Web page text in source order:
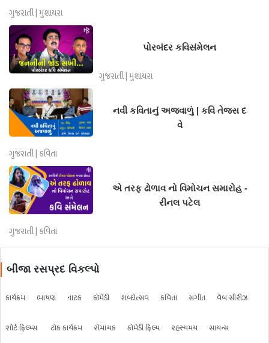
ગુજરાતી | મુશાયરા
પોરબંદર કવિસંમેલન
ગુજરાતી | મુશાયરા
નવી કવિતાનું અજવાળું | કવિ તેજસ દ
વે
ગુજરાતી | કવિતા
એ તરફ ઢોળાવ નો વિમોચન સમારોહ -
રીનલ પટેલ
ગુજરાતી | કવિતા
બીજા રસપ્રદ વિકલ્પો
કાર્યક્રમ ભાષણ નાટક કૉમેડી શબ્દોત્સવ કવિતા સંગીત વેબ સીરીઝ
શોર્ટ ફિલ્મ્સ ટોક કાર્યક્રમ રોમાંચક કોમેડી ફિલ્મ રહસ્યમય સાયન્સ